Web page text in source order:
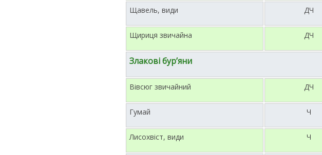
Щавель, види ДЧ
Щириця звичайна ДЧ
Злакові бур’яни
Вівсюг звичайний ДЧ
Гумай Ч
Лисохвіст, види Ч